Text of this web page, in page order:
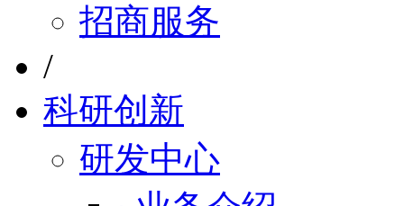
招商服务
/
科研创新
研发中心